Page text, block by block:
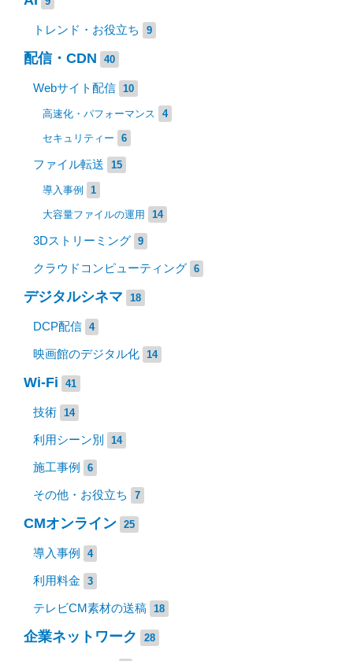
トレンド・お役立ち 9
配信・CDN 40
Webサイト配信 10
高速化・パフォーマンス 4
セキュリティー 6
ファイル転送 15
導入事例 1
大容量ファイルの運用 14
3Dストリーミング 9
クラウドコンピューティング 6
デジタルシネマ 18
DCP配信 4
映画館のデジタル化 14
Wi-Fi 41
技術 14
利用シーン別 14
施工事例 6
その他・お役立ち 7
CMオンライン 25
導入事例 4
利用料金 3
テレビCM素材の送稿 18
企業ネットワーク 28